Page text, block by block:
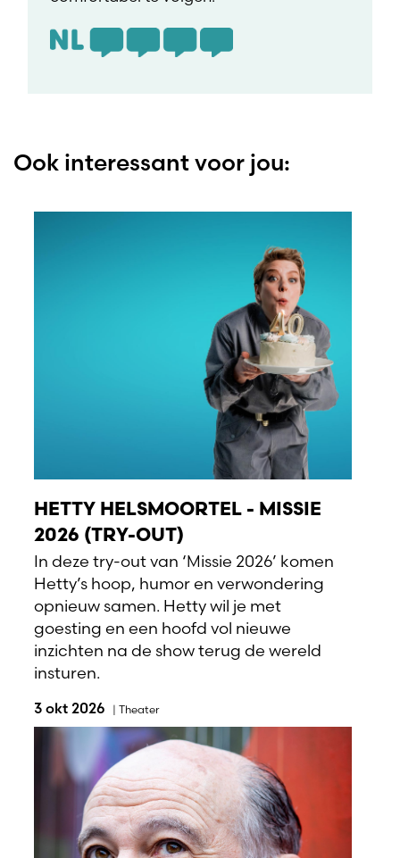
Ook interessant voor jou:
HETTY HELSMOORTEL - MISSIE
2026 (TRY-OUT)
In deze try-out van ‘Missie 2026’ komen
Hetty’s hoop, humor en verwondering
opnieuw samen. Hetty wil je met
goesting en een hoofd vol nieuwe
inzichten na de show terug de wereld
insturen.
3 okt 2026 | Theater